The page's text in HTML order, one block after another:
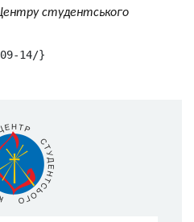
студентського
14/}